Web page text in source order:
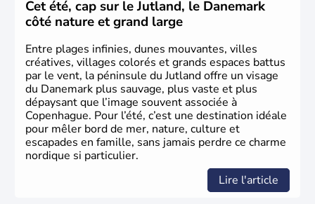
Cet été, cap sur le Jutland, le Danemark
côté nature et grand large
Entre plages infinies, dunes mouvantes, villes
créatives, villages colorés et grands espaces battus
par le vent, la péninsule du Jutland offre un visage
du Danemark plus sauvage, plus vaste et plus
dépaysant que l’image souvent associée à
Copenhague. Pour l’été, c’est une destination idéale
pour mêler bord de mer, nature, culture et
escapades en famille, sans jamais perdre ce charme
nordique si particulier.
Lire l'article